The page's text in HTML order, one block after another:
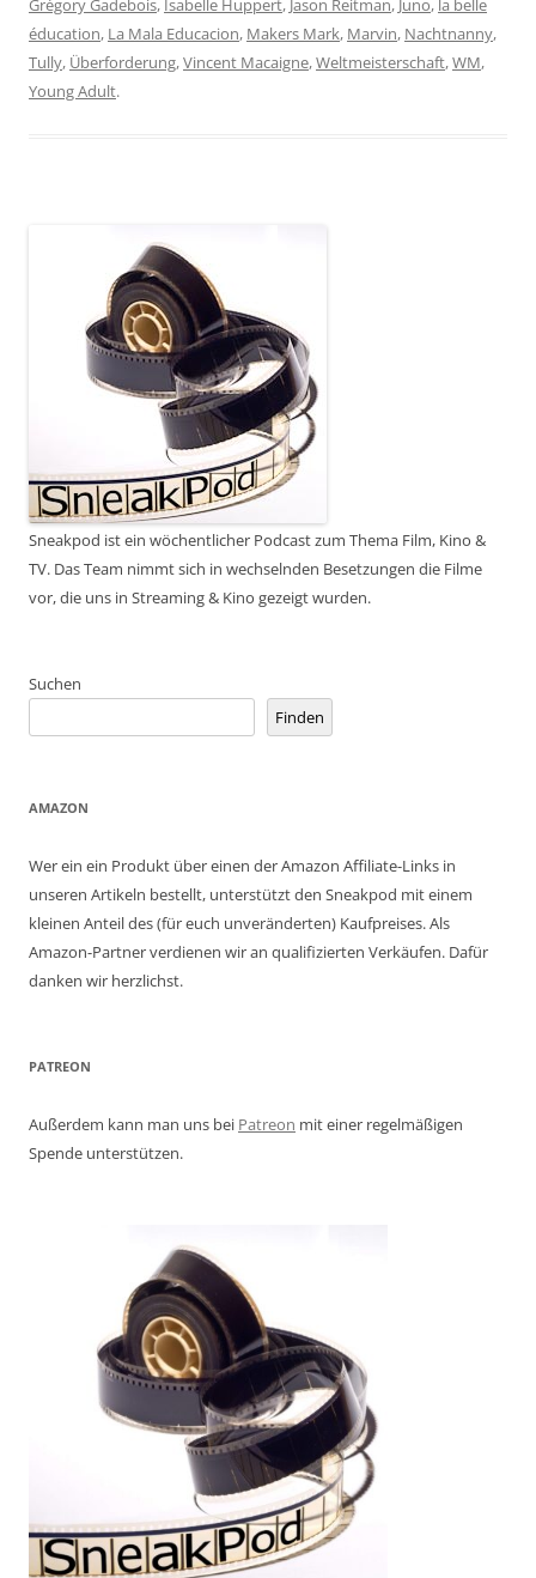
éducation, La Mala Educacion, Makers Mark, Marvin, Nachtnanny,
Tully, Überforderung,Vincent Macaigne,Weltmeisterschaft,WM,
Young Adult.
Sneakpod ist ein wöchentlicher Podcast zum Thema Film, Kino &
TV. Das Team nimmt sich in wechselnden Besetzungen die Filme
vor, die uns in Streaming & Kino gezeigt wurden.
Suchen
Finden
AMAZON
Wer ein ein Produkt über einen der Amazon Affiliate-Links in
unseren Artikeln bestellt, unterstützt den Sneakpod mit einem
kleinen Anteil des (für euch unveränderten) Kaufpreises. Als
Amazon-Partner verdienen wir an qualifizierten Verkäufen. Dafür
danken wir herzlichst.
PATREON
Außerdem kann man uns bei Patreon mit einer regelmäßigen
Spende unterstützen.